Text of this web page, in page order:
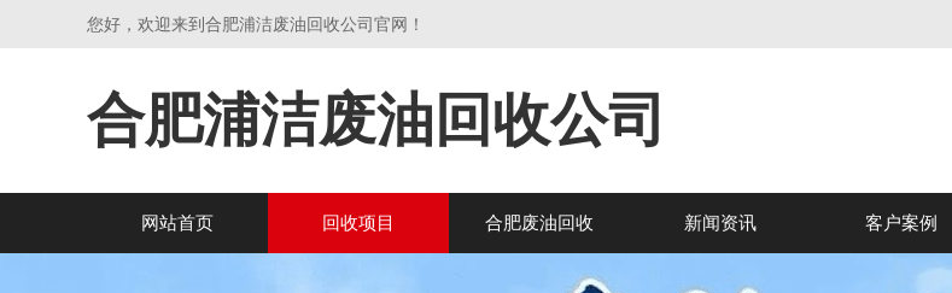
您好，欢迎来到合肥浦洁废油回收公司官网！
合肥浦洁废油回收公司
网站首页 回收项目 合肥废油回收 新闻资讯 客户案例